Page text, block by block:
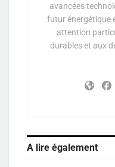
avancées
futur énergétique
attention
durables et aux
A lire également